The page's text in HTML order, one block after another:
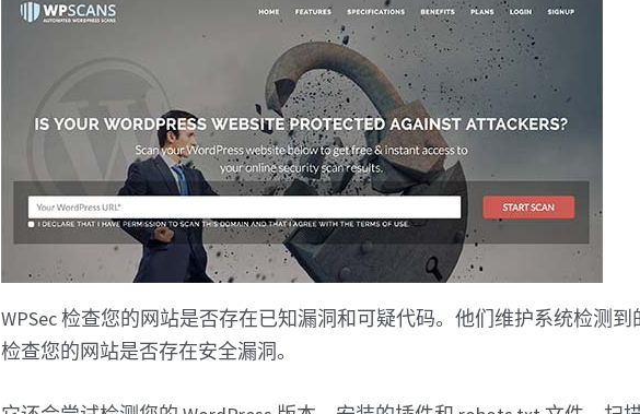
WPSec 检查您的网站是否存在已知漏洞和可疑代码。他们维护系统检测
检查您的网站是否存在安全漏洞。